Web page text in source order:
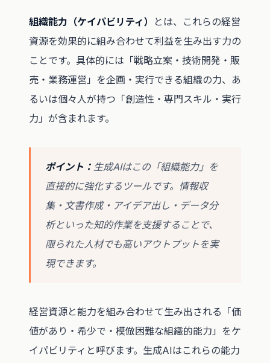
組織能力（ケイパビリティ）
とは、これらの経営
資源を効果的に組み合わせて利益を生み出す力の
ことです。具体的には「戦略立案・技術開発・販
売・業務運営」を企画・実行できる組織の力、あ
るいは個々人が持つ「創造性・専門スキル・実行
力」が含まれます。
ポイント： 生成AIはこの「組織能力」を
直接的に強化するツールです。情報収
集・文書作成・アイデア出し・データ分
析といった知的作業を支援することで、
限られた人材でも高いアウトプットを実
現できます。
経営資源と能力を組み合わせて生み出される「価
値があり・希少で・模倣困難な組織的能力」をケ
イパビリティと呼びます。生成AIはこれらの能力